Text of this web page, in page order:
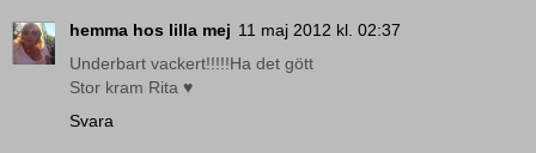
hemma hos lilla mej 11 maj 2012 kl. 02:37
Underbart vackert!!!!!Ha det gött
Stor kram Rita ♥
Svara